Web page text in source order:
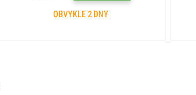
OBVYKLE 2 DNY